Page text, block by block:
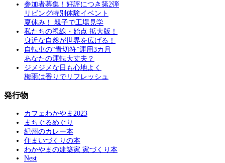
参加者募集！好評につき第2弾
リビング特別体験イベント
夏休み！ 親子で工場見学
私たちの視線・始点 拡大版！
身近な自然が世界を広げる！
自転車の“青切符”運用3カ月
あなたの運転大丈夫？
ジメジメな日も心地よく
梅雨は香りでリフレッシュ
発行物
カフェわかやま2023
まちぐるめぐり
紀州のカレー本
住まいづくりの本
わかやまの建築家 家づくり本
Nest